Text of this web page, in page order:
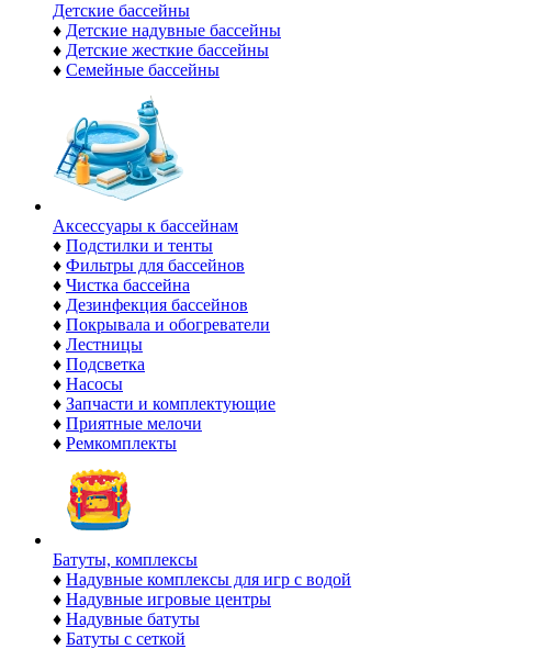
Детские бассейны
♦ Детские надувные бассейны
♦ Детские жесткие бассейны
♦ Семейные бассейны
Аксессуары к бассейнам
♦ Подстилки и тенты
♦ Фильтры для бассейнов
♦ Чистка бассейна
♦ Дезинфекция бассейнов
♦ Покрывала и обогреватели
♦ Лестницы
♦ Подсветка
♦ Насосы
♦ Запчасти и комплектующие
♦ Приятные мелочи
♦ Ремкомплекты
Батуты, комплексы
♦ Надувные комплексы для игр с водой
♦ Надувные игровые центры
♦ Надувные батуты
♦ Батуты с сеткой